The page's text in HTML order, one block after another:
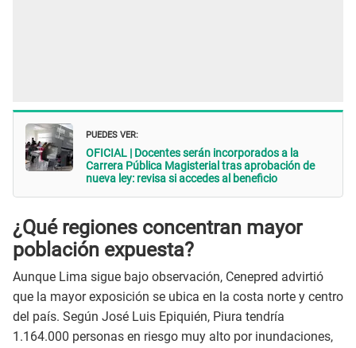
PUEDES VER:
OFICIAL | Docentes serán incorporados a la
Carrera Pública Magisterial tras aprobación de
nueva ley: revisa si accedes al beneficio
¿Qué regiones concentran mayor
población expuesta?
Aunque Lima sigue bajo observación, Cenepred advirtió
que la mayor exposición se ubica en la costa norte y centro
del país. Según José Luis Epiquién, Piura tendría
1.164.000 personas en riesgo muy alto por inundaciones,